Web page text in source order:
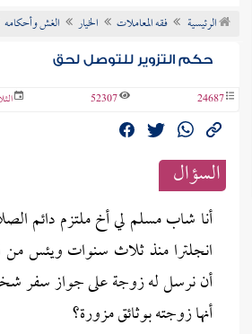
الفتوى
الرئيسية فقه المعاملات الخيار الغش وأحكامه
حكم التزوير للتوصل لحق
24687
52307 الثلاثاء 1
السؤال
أنا شاب مسلم لي أخ ملتزم دائم
انجلترا منذ ثلاث سنوات ويئس من
أن نرسل له زوجة على جواز سفر
أنها زوجته بوثائق مزورة؟